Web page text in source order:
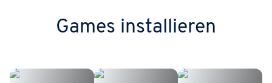
Games installieren